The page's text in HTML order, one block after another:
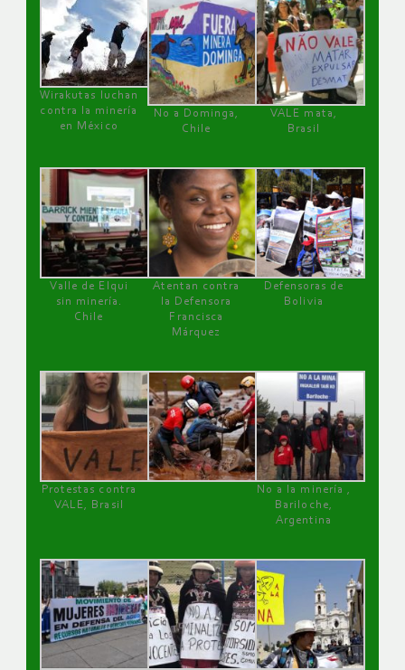
Wirakutas luchan
contra la minería
en México
No a Dominga,
Chile
VALE mata,
Brasil
Valle de Elqui
sin minería.
Chile
Atentan contra
la Defensora
Francisca
Márquez
Defensoras de
Bolivia
Protestas contra
VALE, Brasil
No a la minería ,
Bariloche,
Argentina